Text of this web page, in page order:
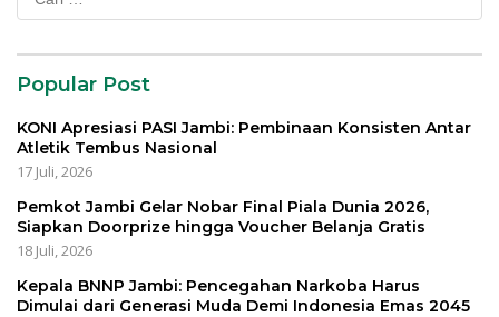
untuk:
Popular Post
KONI Apresiasi PASI Jambi: Pembinaan Konsisten Antar
Atletik Tembus Nasional
17 Juli, 2026
Pemkot Jambi Gelar Nobar Final Piala Dunia 2026,
Siapkan Doorprize hingga Voucher Belanja Gratis
18 Juli, 2026
Kepala BNNP Jambi: Pencegahan Narkoba Harus
Dimulai dari Generasi Muda Demi Indonesia Emas 2045